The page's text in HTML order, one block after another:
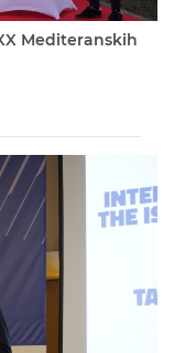
Mediteranskih